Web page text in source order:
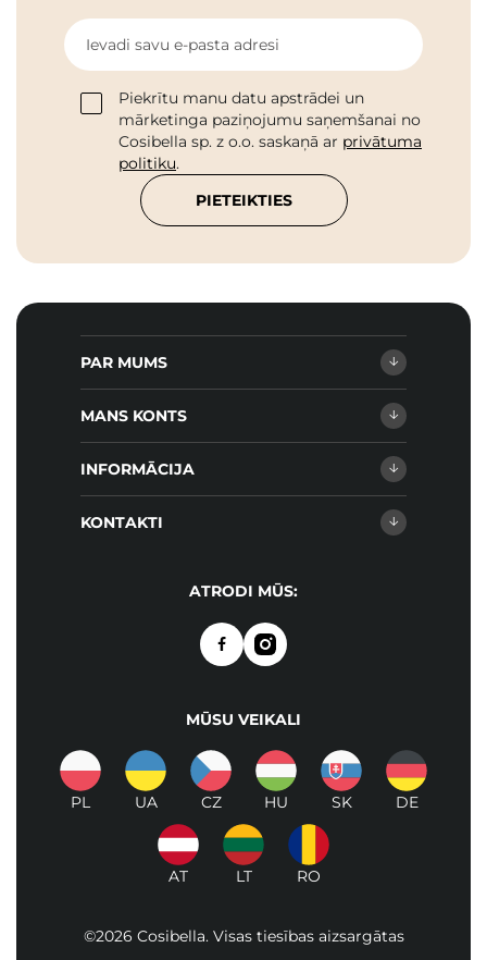
Ievadi savu e-pasta adresi
Piekrītu manu datu apstrādei un
mārketinga paziņojumu saņemšanai no
Cosibella sp. z o.o. saskaņā ar privātuma
politiku.
PIETEIKTIES
PAR MUMS
MANS KONTS
INFORMĀCIJA
KONTAKTI
ATRODI MŪS:
MŪSU VEIKALI
PL UA CZ HU SK DE
AT LT RO
©2026 Cosibella. Visas tiesības aizsargātas